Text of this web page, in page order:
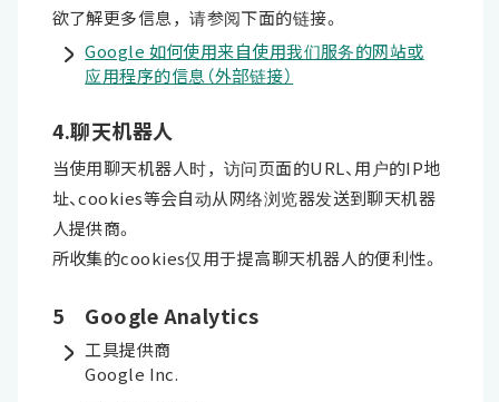
欲了解更多信息，请参阅下面的链接。
Google 如何使用来自使用我们服务的网站或
应用程序的信息（外部链接）
4.聊天机器人
当使用聊天机器人时，访问页面的URL、用户的IP地
址、cookies等会自动从网络浏览器发送到聊天机器
人提供商。
所收集的cookies仅用于提高聊天机器人的便利性。
5 Google Analytics
工具提供商
Google Inc.